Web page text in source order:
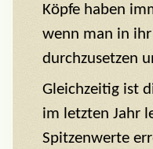
Köpfe haben
wenn man in
durchzusetzen
Gleichzeitig ist
im letzten Jahr
Spitzenwerte